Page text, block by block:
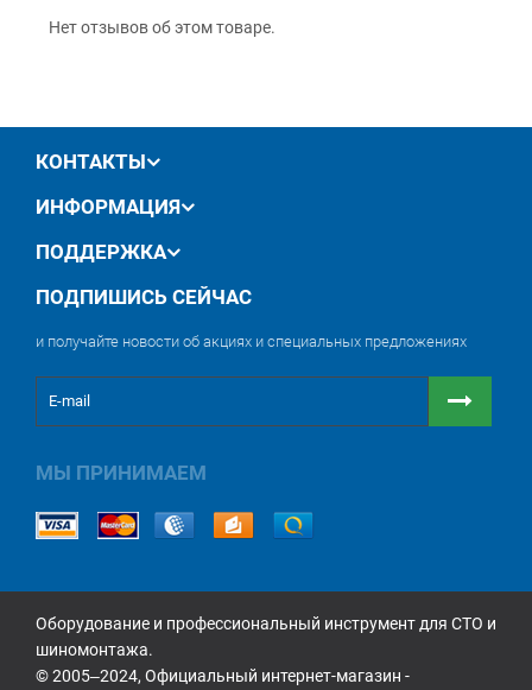
Нет отзывов об этом товаре.
КОНТАКТЫ
ИНФОРМАЦИЯ
ПОДДЕРЖКА
ПОДПИШИСЬ СЕЙЧАС
и получайте новости об акциях и специальных предложениях
МЫ ПРИНИМАЕМ
Оборудование и профессиональный инструмент для СТО и
шиномонтажа.
© 2005‒2024, Официальный интернет-магазин -